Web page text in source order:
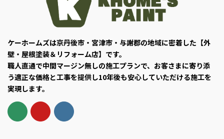
ケーホームズは京丹後市・宮津市・与謝郡の地域に密着した【外
壁・屋根塗装＆リフォーム店】です。
職人直通で中間マージン無しの施工プランで、お客さまに寄り添
う適正な価格と工事を提供し10年後も安心していただける施工を
実現します。